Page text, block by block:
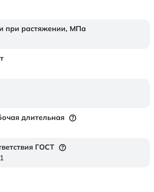
при растяжении, МПа
длительная
ГОСТ